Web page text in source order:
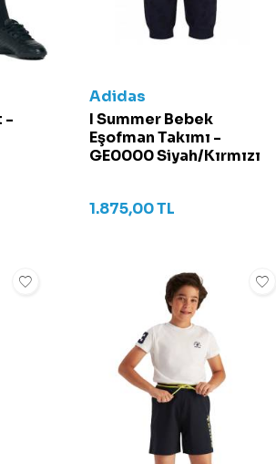
-
Adidas
I Summer Bebek
Eşofman Takımı -
GE0000 Siyah/Kırmızı
1.875,00TL